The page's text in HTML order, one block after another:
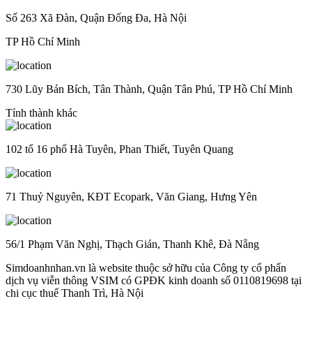
Số 263 Xã Đàn, Quận Đống Đa, Hà Nội
TP Hồ Chí Minh
730 Lũy Bán Bích, Tân Thành, Quận Tân Phú, TP Hồ Chí Minh
Tỉnh thành khác
102 tổ 16 phố Hà Tuyên, Phan Thiết, Tuyên Quang
71 Thuỷ Nguyên, KĐT Ecopark, Văn Giang, Hưng Yên
56/1 Phạm Văn Nghị, Thạch Gián, Thanh Khê, Đà Nẵng
Simdoanhnhan.vn là website thuộc sở hữu của Công ty cổ phẩn
dịch vụ viễn thông VSIM có GPĐK kinh doanh số 0110819698 tại
chi cục thuế Thanh Trì, Hà Nội